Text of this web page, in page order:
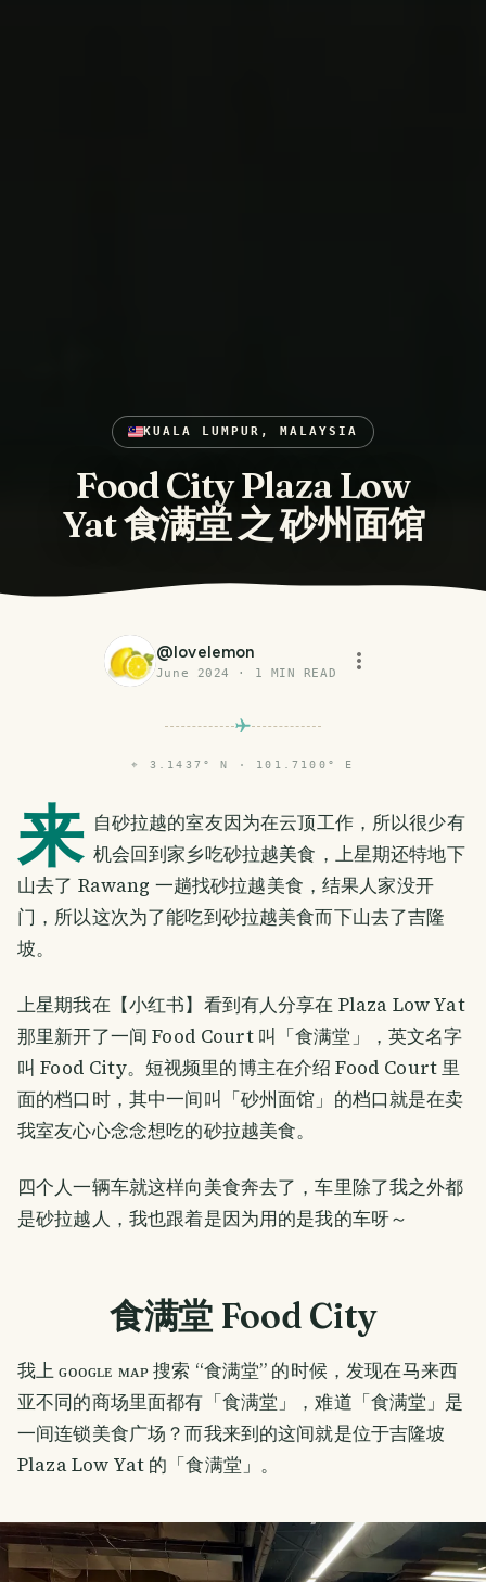
KUALA LUMPUR, MALAYSIA
Food City Plaza Low
Yat 食满堂 之 砂州面馆
@lovelemon
June 2024 · 1 MIN READ
⌖ 3.1437° N · 101.7100° E
来 自砂拉越的室友因为在云顶工作，所以很少有
机会回到家乡吃砂拉越美食，上星期还特地下
山去了 Rawang 一趟找砂拉越美食，结果人家没开
门，所以这次为了能吃到砂拉越美食而下山去了吉隆
坡。
上星期我在【小红书】看到有人分享在 Plaza Low Yat
那里新开了一间 Food Court 叫「食满堂」，英文名字
叫 Food City。短视频里的博主在介绍 Food Court 里
面的档口时，其中一间叫「砂州面馆」的档口就是在卖
我室友心心念念想吃的砂拉越美食。
四个人一辆车就这样向美食奔去了，车里除了我之外都
是砂拉越人，我也跟着是因为用的是我的车呀～
食满堂 Food City
我上 ɢᴏᴏɢʟᴇ ᴍᴀᴘ 搜索 “食满堂” 的时候，发现在马来西
亚不同的商场里面都有「食满堂」，难道「食满堂」是
一间连锁美食广场？而我来到的这间就是位于吉隆坡
Plaza Low Yat 的「食满堂」。